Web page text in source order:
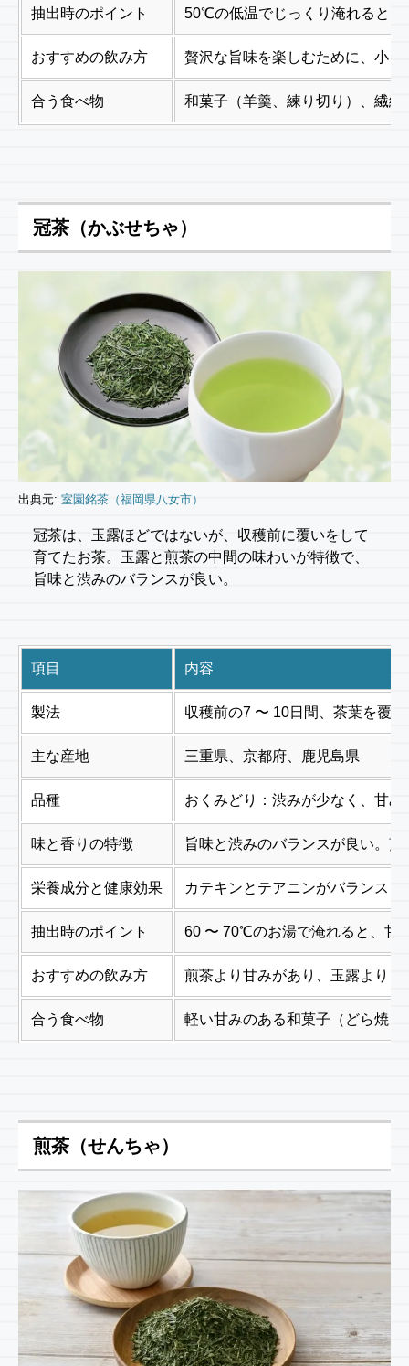
抽出時のポイント 50℃の低温でじっくり淹れると
おすすめの飲み方 贅沢な旨味を楽しむために、小
合う食べ物 和菓子（羊羹、練り切り）、繊
冠茶（かぶせちゃ）
出典元: 室園銘茶（福岡県八女市）
冠茶は、玉露ほどではないが、収穫前に覆いをして
育てたお茶。玉露と煎茶の中間の味わいが特徴で、
旨味と渋みのバランスが良い。
項目 内容
製法 収穫前の7 〜 10日間、茶葉を覆
主な産地 三重県、京都府、鹿児島県
品種 おくみどり：渋みが少なく、甘
味と香りの特徴 旨味と渋みのバランスが良い。
栄養成分と健康効果 カテキンとテアニンがバランス
抽出時のポイント 60 〜 70℃のお湯で淹れると、甘
おすすめの飲み方 煎茶より甘みがあり、玉露より
合う食べ物 軽い甘みのある和菓子（どら焼
煎茶（せんちゃ）